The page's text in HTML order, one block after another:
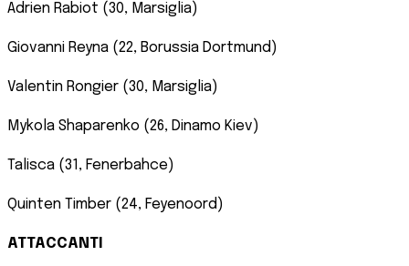
Adrien Rabiot (30, Marsiglia)
Giovanni Reyna (22, Borussia Dortmund)
Valentin Rongier (30, Marsiglia)
Mykola Shaparenko (26, Dinamo Kiev)
Talisca (31, Fenerbahce)
Quinten Timber (24, Feyenoord)
ATTACCANTI